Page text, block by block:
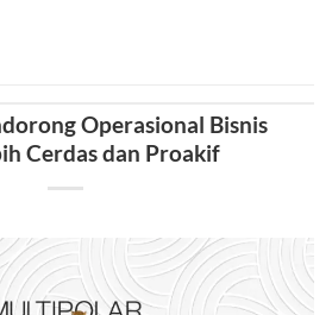
Operasional Bisnis
Cerdas dan Proakif